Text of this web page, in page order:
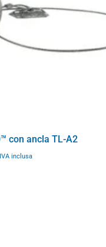
con ancla TL-A2
IVA inclusa